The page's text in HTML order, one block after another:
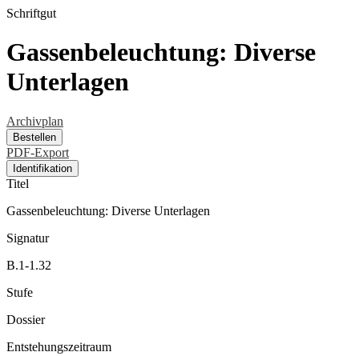
Schriftgut
Gassenbeleuchtung: Diverse
Unterlagen
Archivplan
Bestellen
PDF-Export
Identifikation
Titel
Gassenbeleuchtung: Diverse Unterlagen
Signatur
B.1-1.32
Stufe
Dossier
Entstehungszeitraum